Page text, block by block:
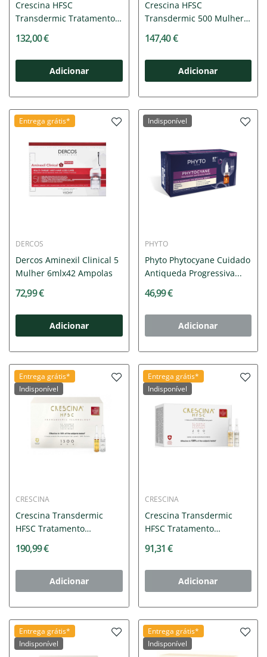
Crescina HFSC
Transdermic Tratamento
132,00 €
Adicionar
Crescina HFSC
Transdermic 500 Mulher
147,40 €
Adicionar
Entrega grátis*
DERCOS
Dercos Aminexil Clinical 5
Mulher 6mlx42 Ampolas
72,99 €
Adicionar
Indisponível
PHYTO
Phyto Phytocyane Cuidado
Antiqueda Progressiva...
46,99 €
Adicionar
Entrega grátis*
Indisponível
CRESCINA
Crescina Transdermic
HFSC Tratamento
190,99 €
Adicionar
Entrega grátis*
Indisponível
CRESCINA
Crescina Transdermic
HFSC Tratamento
91,31 €
Adicionar
Entrega grátis*
Indisponível
Entrega grátis*
Indisponível